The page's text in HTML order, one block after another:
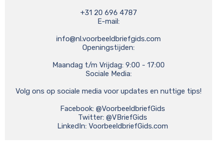
+31 20 696 4787
E-mail:
info@nl.voorbeeldbriefgids.com
Openingstijden:
Maandag t/m Vrijdag: 9:00 - 17:00
Sociale Media:
Volg ons op sociale media voor updates en nuttige tips!
    LinkedIn: VoorbeeldbriefGids.com